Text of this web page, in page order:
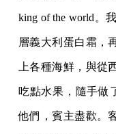
king of the world。
層義大利蛋白霜，
上各種海鮮，與從
吃點水果，隨手做
他們，賓主盡歡。